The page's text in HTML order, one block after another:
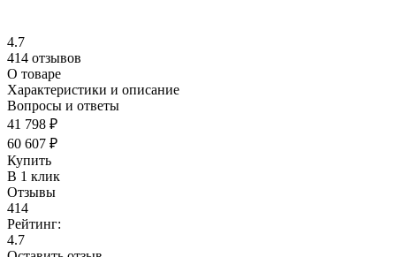
4.7
414 отзывов
О товаре
Характеристики и описание
Вопросы и ответы
41 798 ₽
60 607 ₽
Купить
В 1 клик
Отзывы
414
Рейтинг:
4.7